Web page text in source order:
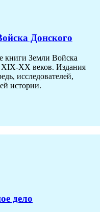
Донского
книги Земли Войска
XIX-ХХ веков. Издания
исследователей,
истории.
дело